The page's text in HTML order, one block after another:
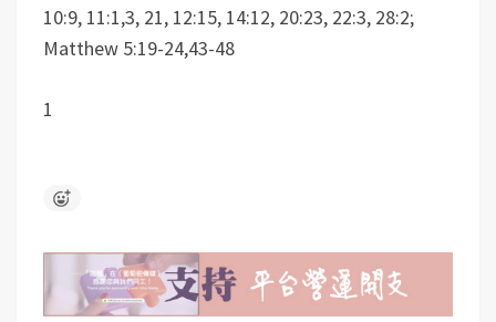
10:9, 11:1,3, 21, 12:15, 14:12, 20:23, 22:3, 28:2;
Matthew 5:19-24,43-48
1